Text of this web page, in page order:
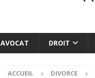
AVOCAT DROIT
ACCUEIL DIVORCE